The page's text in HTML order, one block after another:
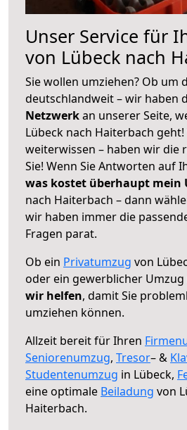
Unser Service für
von Lübeck nach
Sie wollen umziehen? Ob um
deutschlandweit – wir haben
Netzwerkan unserer Seite,
Lübeck nach Haiterbach
weiterwissen – haben wir die
Sie! Wenn Sie Antworten auf
was kostet überhaupt mein
nach Haiterbach – dann
wir haben immer die
Fragen parat.
Ob ein Privatumzug von
oder ein gewerblicher
wir helfen, damit Sie
umziehen können.
Allzeit bereit für Ihren
Seniorenumzug, Tresor– &
Studentenumzug in Lübeck,
eine optimale Beiladung von
Haiterbach.